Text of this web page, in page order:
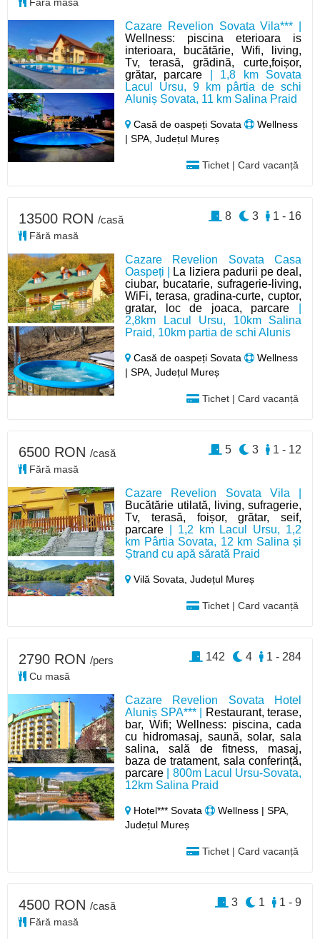
Cazare Revelion Sovata Vila*** |
Wellness: piscina eterioara is
interioara, bucătărie, Wifi, living,
Tv, terasă, grădină, curte,foișor,
grătar, parcare | 1,8 km Sovata
Lacul Ursu, 9 km pârtia de schi
Aluniș Sovata, 11 km Salina Praid
Casă de oaspeți Sovata
Wellness
| SPA, Județul Mureș
Tichet | Card vacanță
Cazare Revelion Sovata Casa
Oaspeți |
La liziera padurii pe deal,
ciubar, bucatarie, sufragerie-living,
WiFi, terasa, gradina-curte, cuptor,
gratar, loc de joaca, parcare
2,8km Lacul Ursu, 10km Salina
Praid, 10km partia de schi Alunis
Casă de oaspeți Sovata
Wellness
| SPA, Județul Mureș
Tichet | Card vacanță
13500 RON /casă
Fără masă
1 - 16
3
8
Cazare Revelion Sovata Vila |
Bucătărie utilată, living, sufragerie,
Tv, terasă, foișor, grătar, seif,
parcare | 1,2 km Lacul Ursu, 1,2
km Pârtia Sovata, 12 km Salina și
Ștrand cu apă sărată Praid
Vilă Sovata,Județul Mureș
Tichet | Card vacanță
6500 RON /casă
Fără masă
1 - 12
3
5
Cazare Revelion Sovata Hotel
Aluniș SPA*** |
Restaurant, terase,
bar, Wifi; Wellness: piscina, cada
cu hidromasaj, saună, solar, sala
salina, sală de fitness, masaj,
baza de tratament, sala conferință,
parcare | 800m Lacul Ursu-Sovata,
12km Salina Praid
Hotel*** Sovata
Wellness | SPA,
Județul Mureș
Tichet | Card vacanță
2790 RON /pers
Cu masă
1 - 284
4
142
4500 RON /casă
Fără masă
1 - 9
1
3